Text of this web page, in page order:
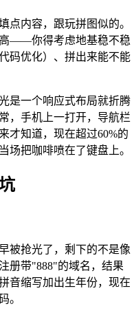
点内容，跟玩拼图似的。
——你得考虑地基稳不稳
码优化）、拼出来能不能
是一个响应式布局就折腾
，手机上一打开，导航栏
才知道，现在超过60%的
场把咖啡喷在了键盘上。
被抢光了，剩下的不是像
册带"888"的域名，结果
音缩写加出生年份，现在
。